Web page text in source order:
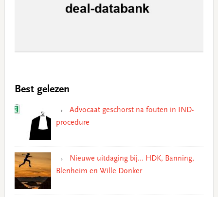
Best gelezen
Advocaat geschorst na fouten in IND-
procedure
Nieuwe uitdaging bij… HDK, Banning,
Blenheim en Wille Donker